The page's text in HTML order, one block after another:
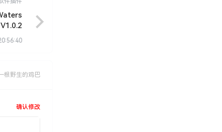
软件插件
V1.0.2